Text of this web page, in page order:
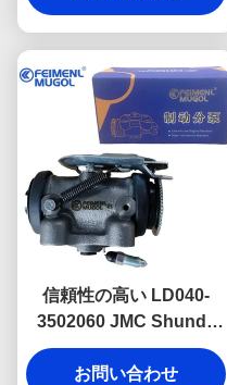
正確なインストールと信
を確保する.
信頼性の高い LD040-
3502060 JMC Shunda
Euro 6 用リア右フロント
ブレーキ ホイール シリン
お問い合わせ